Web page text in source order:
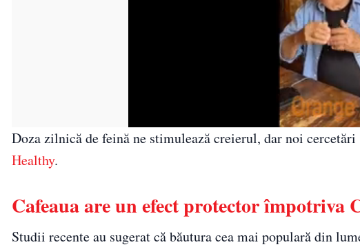
Doza zilnică de feină ne stimulează creierul, dar noi
Healthy.
Cafeaua are un efect protector împotriva
Studii recente au sugerat că băutura cea mai populară din